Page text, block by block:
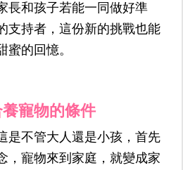
長和孩子若能一同做好準
支持者，這份新的挑戰也能
蜜的回憶。
寵物的條件
是不管大人還是小孩，首先
，寵物來到家庭，就變成家